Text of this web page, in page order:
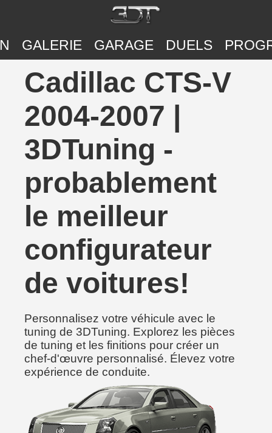
GALERIE GARAGE DUELS
Cadillac CTS-V
2004-2007 |
3DTuning -
probablement
le meilleur
configurateur
de voitures!
Personnalisez votre véhicule avec le
tuning de 3DTuning. Explorez les pièces
de tuning et les finitions pour créer un
chef-d'œuvre personnalisé. Élevez votre
expérience de conduite.